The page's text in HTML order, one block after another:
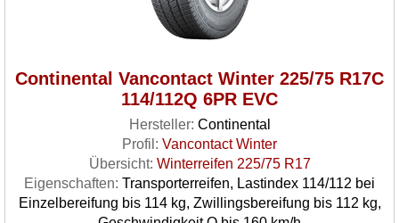
Continental Vancontact Winter 225/75 R17C
114/112Q 6PR EVC
Hersteller: Continental
Profil: Vancontact Winter
Übersicht: Winterreifen 225/75 R17
Eigenschaften: Transporterreifen, Lastindex 114/112 bei
Einzelbereifung bis 114 kg, Zwillingsbereifung bis 112 kg,